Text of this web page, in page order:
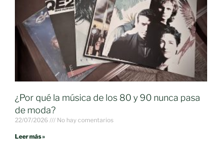
¿Por qué la música de los 80 y 90 nunca pasa
de moda?
22/07/2026 No hay comentarios
Leer más »